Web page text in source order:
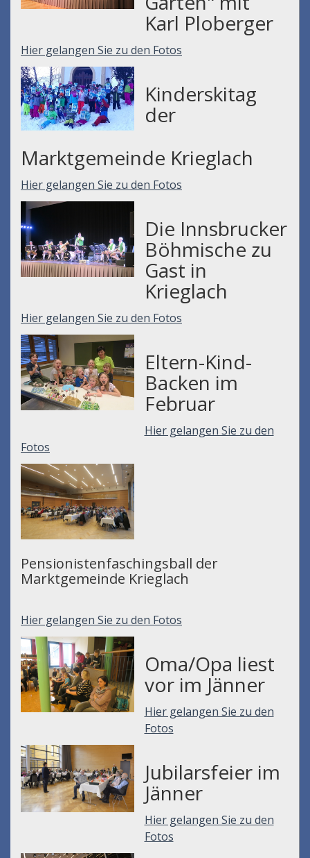
Karl Ploberger
Hier gelangen Sie zu den Fotos
Kinderskitag
der
Marktgemeinde Krieglach
Hier gelangen Sie zu den Fotos
Die Innsbrucker
Böhmische zu
Gast in
Krieglach
Hier gelangen Sie zu den Fotos
Eltern-Kind-
Backen im
Februar
Hier gelangen Sie zu den
Fotos
Pensionistenfaschingsball der
Marktgemeinde Krieglach
Hier gelangen Sie zu den Fotos
Oma/Opa liest
vor im Jänner
Hier gelangen Sie zu den
Fotos
Jubilarsfeier im
Jänner
Hier gelangen Sie zu den
Fotos